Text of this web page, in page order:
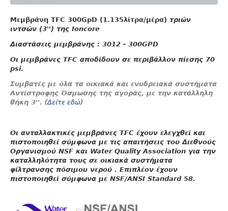
Μεμβράνη TFC 300GpD (1.135λίτρα/μέρα) τριών
ιντσών (3'') της Ioncore
Διαστάσεις μεμβράνης : 3012 - 300GPD
Οι μεμβράνες TFC αποδίδουν σε περιβάλλον πίεσης 70
psi.
Συμβατές με όλα τα οικιακά και ενυδρειακά συστήματα
Αντίστροφης Όσμωσης της αγοράς, με την κατάλληλη
θήκη 3''. (Δείτε εδώ)
Οι ανταλλακτικές μεμβράνες TFC έχουν ελεγχθεί και
πιστοποιηθεί σύμφωνα με τις απαιτήσεις τουΔιεθνούς
Oργανισμού NSF και Water Quality Association για την
καταλληλότητα τους σε οικιακά συστήματα
φίλτρανσης πόσιμου νερού . Επιπλέον έχουν
πιστοποιηθεί σύμφωνα με NSF/ANSI Standard 58.